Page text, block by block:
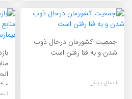
جمعیت کشورمان درحال ذوب
شدن و به فنا رفتن است
1 سال پیش
1 سال پیش